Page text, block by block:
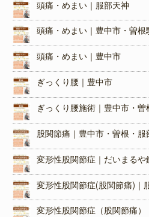
頭痛・めまい｜服部天神
頭痛・めまい｜豊中市・曽根
頭痛・めまい｜豊中市
ぎっくり腰｜豊中市
ぎっくり腰施術｜豊中市・
股関節痛｜豊中市・曽根・服
変形性股関節症｜だいまるや
変形性股関節症(股関節痛)｜
変形性股関節症（股関節痛）